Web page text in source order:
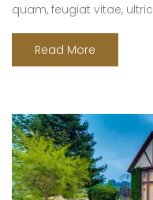
quam, feugiat vitae,
ultricies mi vitae est.
Read More